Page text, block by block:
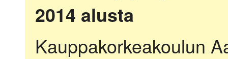
2014 alusta
Kauppakorkeakoulun